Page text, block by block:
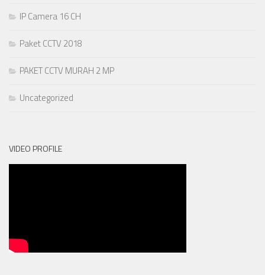
IP Camera 16 CH
Paket CCTV 2018
PAKET CCTV MURAH 2 MP
Uncategorized
VIDEO PROFILE